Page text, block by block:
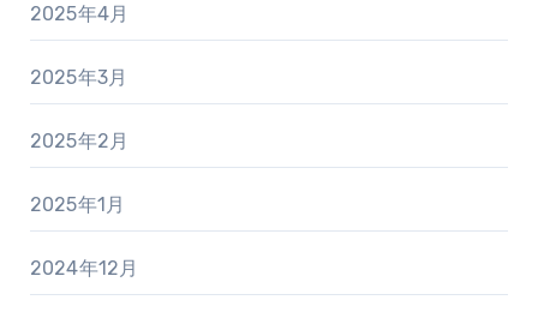
2025年4月
2025年3月
2025年2月
2025年1月
2024年12月